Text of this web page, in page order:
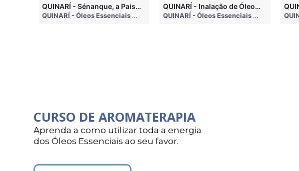
• 4 months ago
QUINARÍ - Sénanque, a Paisagem Mais Famosa da Aromaterapia
QUINARÍ - Óleos Essenciais e Aromaterapia • 3 weeks ago
QUINARÍ - Inalação de Óleos Essenciais e Seus Benefícios
QUINARÍ - Óleos Essenciais e Aromaterapia
CURSO DE AROMATERAPIA
Aprenda a como utilizar toda a energia
dos Óleos Essenciais ao seu favor.